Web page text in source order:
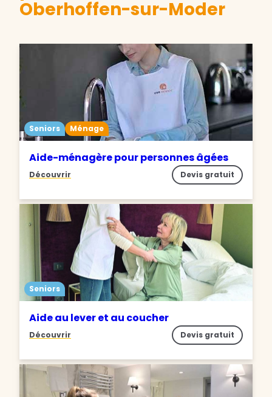
Oberhoffen-sur-Moder
Seniors Ménage
Aide-ménagère pour personnes âgées
Découvrir Devis gratuit
Seniors
Aide au lever et au coucher
Découvrir Devis gratuit